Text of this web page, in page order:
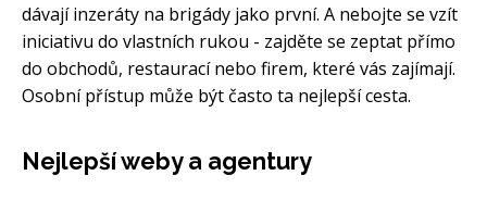
dávají inzeráty na brigády jako první. A nebojte se vzít
iniciativu do vlastních rukou - zajděte se zeptat přímo
do obchodů, restaurací nebo firem, které vás zajímají.
Osobní přístup může být často ta nejlepší cesta.
Nejlepší weby a agentury